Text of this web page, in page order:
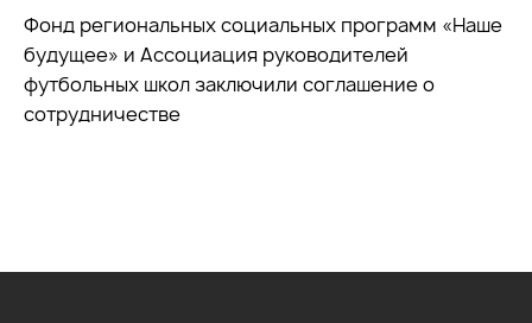
Фонд региональных социальных программ «Наше
будущее» и Ассоциация руководителей
футбольных школ заключили соглашение о
сотрудничестве